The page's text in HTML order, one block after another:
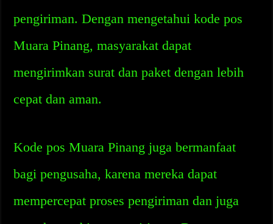
pengiriman. Dengan mengetahui kode pos
Muara Pinang, masyarakat dapat
mengirimkan surat dan paket dengan lebih
cepat dan aman.
Kode pos Muara Pinang juga bermanfaat
bagi pengusaha, karena mereka dapat
mempercepat proses pengiriman dan juga